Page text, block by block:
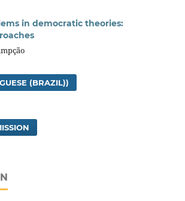
in democratic theories:
(BRAZIL))